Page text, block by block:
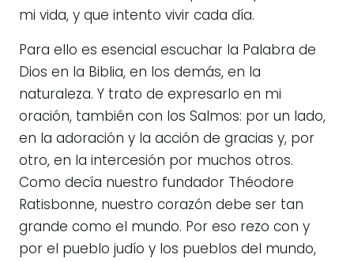
mi vida, y que intento vivir cada día.
Para ello es esencial escuchar la Palabra de
Dios en la Biblia, en los demás, en la
naturaleza. Y trato de expresarlo en mi
oración, también con los Salmos: por un lado,
en la adoración y la acción de gracias y, por
otro, en la intercesión por muchos otros.
Como decía nuestro fundador Théodore
Ratisbonne, nuestro corazón debe ser tan
grande como el mundo. Por eso rezo con y
por el pueblo judío y los pueblos del mundo,